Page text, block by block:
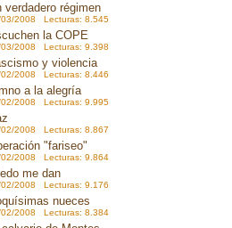
verdadero régimen
2008 Lecturas: 8.545
la COPE
2008 Lecturas: 9.398
y violencia
2008 Lecturas: 8.446
a la alegría
2008 Lecturas: 9.995
02/2008 Lecturas: 8.867
"fariseo"
02/2008 Lecturas: 9.864
me dan
02/2008 Lecturas: 9.176
nueces
02/2008 Lecturas: 8.384